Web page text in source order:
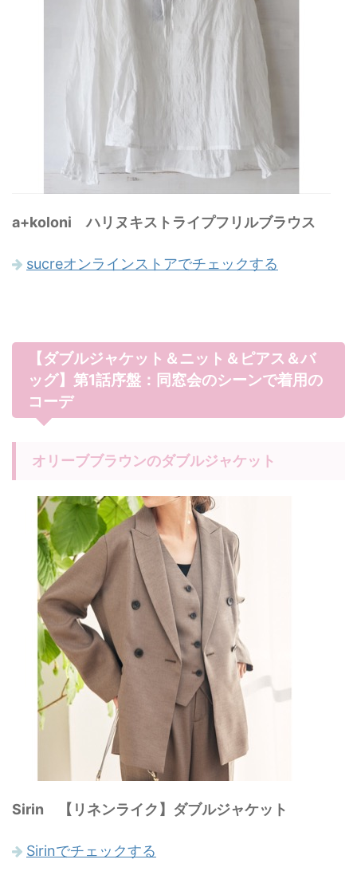
a+koloni ハリヌキストライプフリルブラウス
sucreオンラインストアでチェックする
【ダブルジャケット＆ニット＆ピアス＆バ
ッグ】第1話序盤：同窓会のシーンで着用の
コーデ
オリーブブラウンのダブルジャケット
Sirin 【リネンライク】ダブルジャケット
Sirinでチェックする